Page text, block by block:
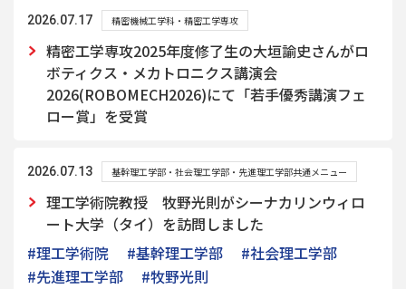
2026.07.17 精密機械工学科・精密工学専攻
精密工学専攻2025年度修了生の大垣諭史さんがロ
ボティクス・メカトロニクス講演会
2026(ROBOMECH2026)にて「若手優秀講演フェ
ロー賞」を受賞
2026.07.13 基幹理工学部・社会理工学部・先進理工学部共通メニュー
理工学術院教授 牧野光則がシーナカリンウィロ
ート大学（タイ）を訪問しました
#理工学術院
#基幹理工学部
#社会理工学部
#先進理工学部
#牧野光則